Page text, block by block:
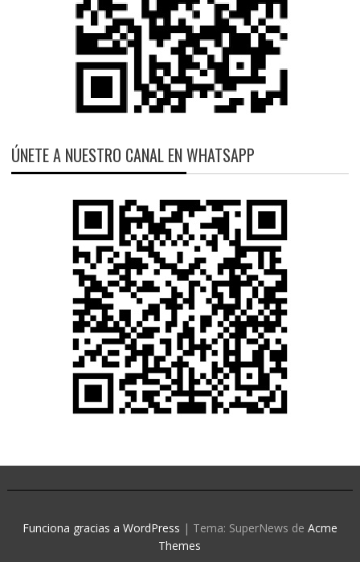
ÚNETE A NUESTRO CANAL EN WHATSAPP
Funciona gracias a WordPress | Tema: SuperNews de Acme
Themes